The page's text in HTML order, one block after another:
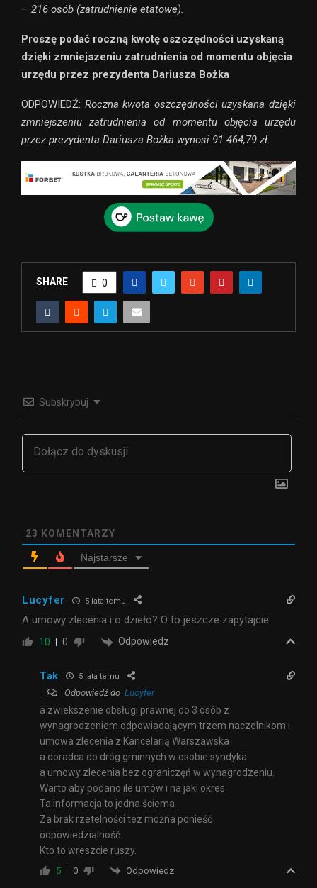
– 216 osób (zatrudnienie etatowe).
Proszę podać roczną kwotę oszczędności uzyskaną
dzięki zmniejszeniu zatrudnienia od momentu objęcia
urzędu przez prezydenta Dariusza Bożka
ODPOWIEDŹ: Roczna kwota oszczędności uzyskana dzięki
zmniejszeniu zatrudnienia od momentu objęcia urzędu
przez prezydenta Dariusza Bożka wynosi 91 464,79 zł.
SHARE 0
Subskrybuj
23 KOMENTARZY
Najstarsze
Lucyfer 5 lata temu
A umowy zlecenia i o dzieło? O to jeszcze zapytajcie.
10 0 Odpowiedz
Tak 5 lata temu
Odpowiedź do Lucyfer
a zwiekszenie obsługi prawnej do 3 osób z
wynagrodzeniem odpowiadającym trzem naczelnikom i
umowa zlecenia z Kancelarią Warszawska
a doradca do dróg gminnych w osobie syndyka
a umowy zlecenia bez ograniczęń w wynagrodzeniu.
Warto aby podano ile umów i na jaki okres
Ta informacja to jedna ściema .
Za brak rzetelności tez można ponieść
odpowiedzialność.
Kto to wreszcie ruszy.
5 0 Odpowiedz